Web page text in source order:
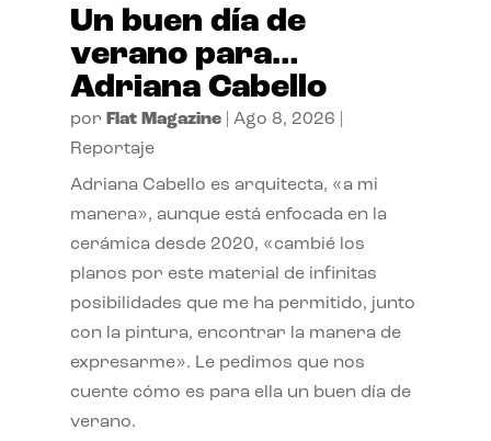
Un buen día de
verano para…
Adriana Cabello
por Flat Magazine| Ago 8, 2026
Reportaje
Adriana Cabello es arquitecta, «a mi
manera», aunque está enfocada en la
cerámica desde 2020, «cambié los
planos por este material de infinitas
posibilidades que me ha permitido, junto
con la pintura, encontrar la manera de
expresarme». Le pedimos que nos
cuente cómo es para ella un buen día de
verano.